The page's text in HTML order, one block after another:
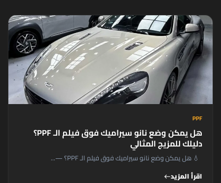
PPF
هل يمكن وضع نانو سيراميك فوق فيلم الـ PPF؟
دليلك للمزيج المثالي
💧 هل يمكن وضع نانو سيراميك فوق فيلم الـ PPF؟ —...
اقرأ المزيدwest